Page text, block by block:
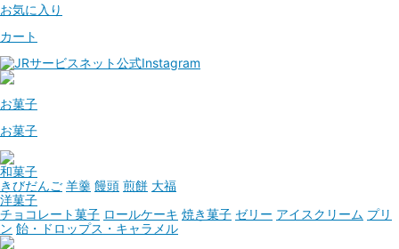
お気に入り
カート
お菓子
お菓子
和菓子
きびだんご 羊羹 饅頭 煎餅 大福
洋菓子
チョコレート菓子 ロールケーキ 焼き菓子 ゼリー アイスクリーム プリ
ン 飴・ドロップス・キャラメル